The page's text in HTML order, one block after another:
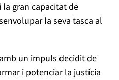
gran capacitat de
la seva tasca al
un impuls decidit de
i potenciar la justícia